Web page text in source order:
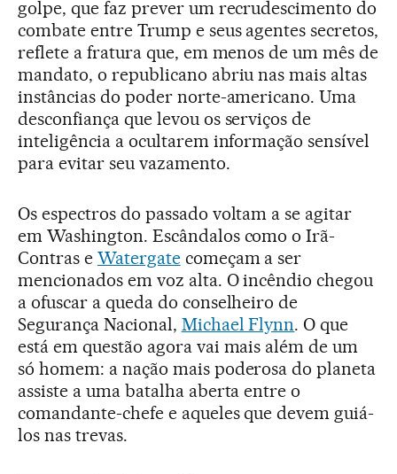
golpe, que faz prever um recrudescimento do
combate entre Trump e seus agentes secretos,
reflete a fratura que, em menos de um mês de
mandato, o republicano abriu nas mais altas
instâncias do poder norte-americano. Uma
desconfiança que levou os serviços de
inteligência a ocultarem informação sensível
para evitar seu vazamento.
Os espectros do passado voltam a se agitar
em Washington. Escândalos como o Irã-
Contras e Watergatecomeçam a ser
mencionados em voz alta. O incêndio chegou
a ofuscar a queda do conselheiro de
Segurança Nacional, Michael Flynn. O que
está em questão agora vai mais além de um
só homem: a nação mais poderosa do planeta
assiste a uma batalha aberta entre o
comandante-chefe e aqueles que devem guiá-
los nas trevas.